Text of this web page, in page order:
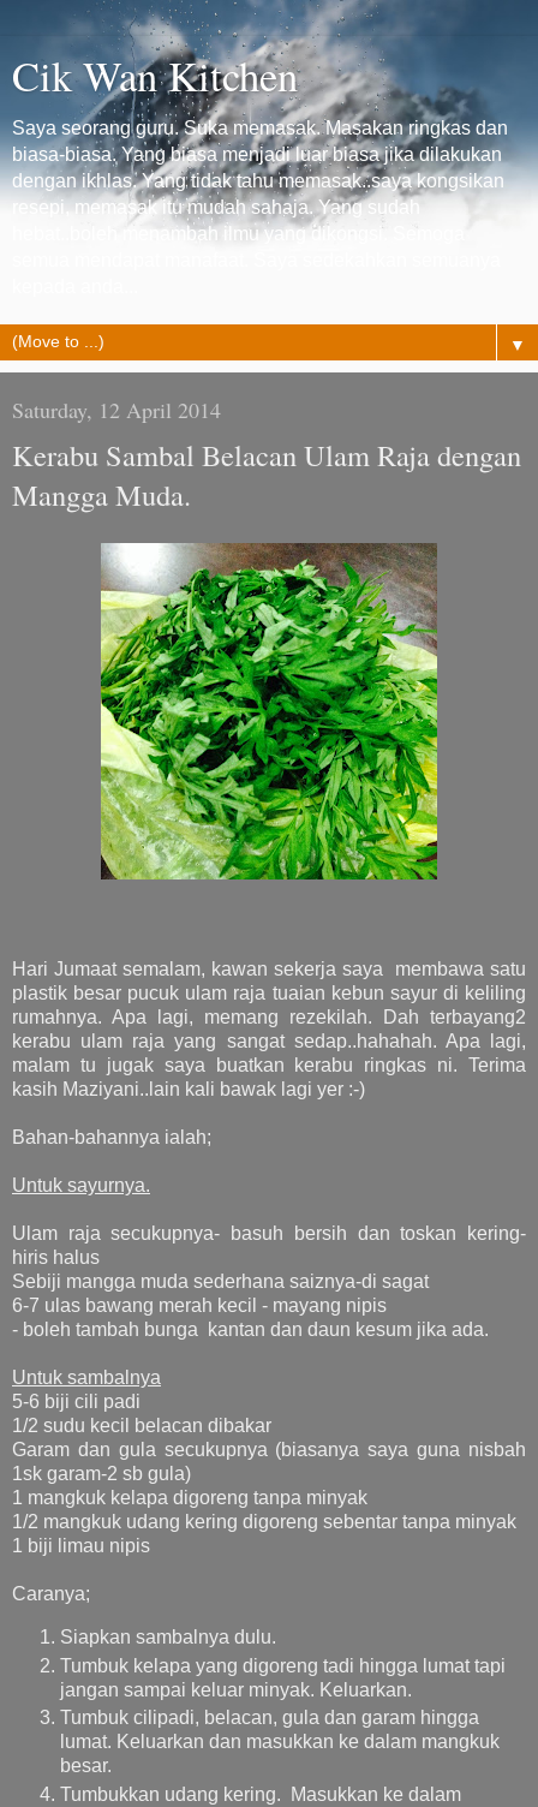
Cik Wan Kitchen
Saya seorang guru. Suka memasak. Masakan ringkas dan
biasa-biasa. Yang biasa menjadi luar biasa jika dilakukan
dengan ikhlas. Yang tidak tahu memasak..saya kongsikan
resepi, memasak itu mudah sahaja. Yang sudah
hebat..boleh menambah ilmu yang dikongsi. Semoga
▼
Saturday, 12 April 2014
Kerabu Sambal Belacan Ulam Raja dengan
Mangga Muda.
Hari Jumaat semalam, kawan sekerja saya membawa satu
plastik besar pucuk ulam raja tuaian kebun sayur di keliling
rumahnya. Apa lagi, memang rezekilah. Dah terbayang2
kerabu ulam raja yang sangat sedap..hahahah. Apa lagi,
malam tu jugak saya buatkan kerabu ringkas ni. Terima
kasih Maziyani..lain kali bawak lagi yer :-)
Bahan-bahannya ialah;
Untuk sayurnya.
Ulam raja secukupnya- basuh bersih dan toskan kering-
hiris halus
Sebiji mangga muda sederhana saiznya-di sagat
6-7 ulas bawang merah kecil - mayang nipis
- boleh tambah bunga kantan dan daun kesum jika ada.
Untuk sambalnya
5-6 biji cili padi
1/2 sudu kecil belacan dibakar
Garam dan gula secukupnya (biasanya saya guna nisbah
1sk garam-2 sb gula)
1 mangkuk kelapa digoreng tanpa minyak
1/2 mangkuk udang kering digoreng sebentar tanpa minyak
1 biji limau nipis
Caranya;
Siapkan sambalnya dulu.
Tumbuk kelapa yang digoreng tadi hingga lumat tapi
jangan sampai keluar minyak. Keluarkan.
Tumbuk cilipadi, belacan, gula dan garam hingga
lumat. Keluarkan dan masukkan ke dalam mangkuk
besar.
Tumbukkan udang kering. Masukkan ke dalam